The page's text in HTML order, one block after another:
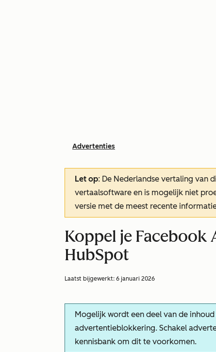
Advertenties
Let op: De Nederlandse vertaling van
vertaalsoftware en is mogelijk niet
versie met de meest recente
Koppel je Facebook
HubSpot
Laatst bijgewerkt: 6 januari 2026
Mogelijk wordt een deel van de
advertentieblokkering. Schakel
kennisbank om dit te voorkomen.